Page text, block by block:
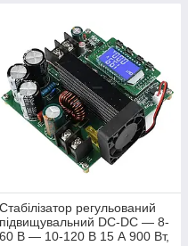
Стабілізатор регульований
підвищувальний DC-DC — 8-
60 В — 10-120 В 15 А 900 Вт,